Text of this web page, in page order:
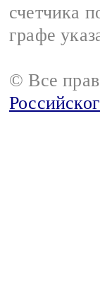
счетчика
графе
© Все